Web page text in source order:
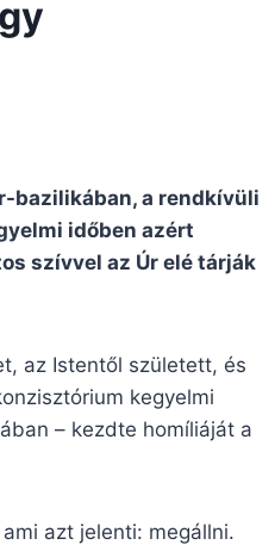
bazilikában, a rendkívüli
időben azért
szívvel az Úr elé tárják
az Istentől született, és
kegyelmi
– kezdte homíliáját a
azt jelenti: megállni.